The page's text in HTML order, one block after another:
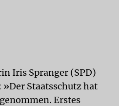
Iris Spranger (SPD)
Staatsschutz hat
Erstes